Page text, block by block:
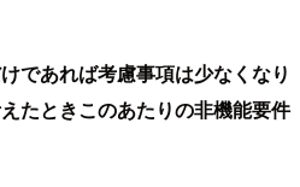
であれば考慮事項は少なくなり
たときこのあたりの非機能要件